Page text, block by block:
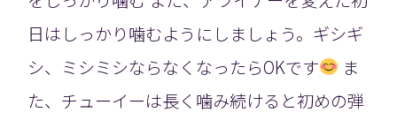
日はしっかり噛むようにしましょう。ギシギ
シ、ミシミシならなくなったらOKです
ま
た、チューイーは長く噛み続けると初めの弾